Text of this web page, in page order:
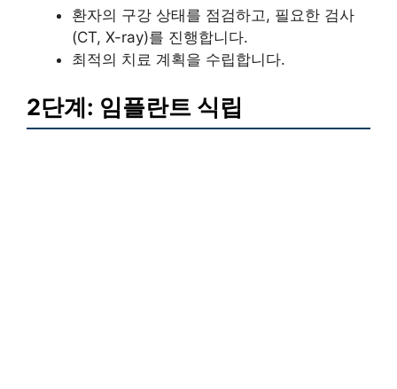
환자의 구강 상태를 점검하고, 필요한 검사
(CT, X-ray)를 진행합니다.
최적의 치료 계획을 수립합니다.
2단계: 임플란트 식립